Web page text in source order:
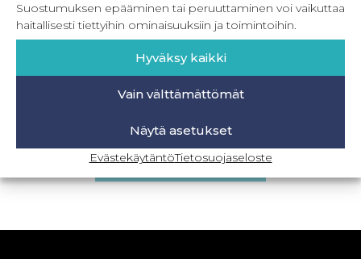
Suostumuksen epääminen tai peruuttaminen voi vaikuttaa
haitallisesti tiettyihin ominaisuuksiin ja toimintoihin.
Hyväksy kaikki
Vain välttämättömät
Näytä asetukset
EvästekäytäntöTietosuojaseloste
PDF Naisten väljät housut 32-56
8,90€ – 19,90€ Sis. ALV
Valitse vaihtoehdoista